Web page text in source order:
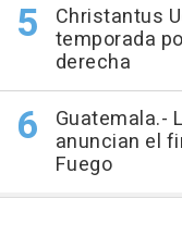
Christantus
temporada
derecha
Guatemala.-
anuncian el
Fuego